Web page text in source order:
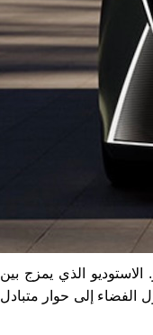
الذي يمزج بين
الفضاء إلى حوار متبادل